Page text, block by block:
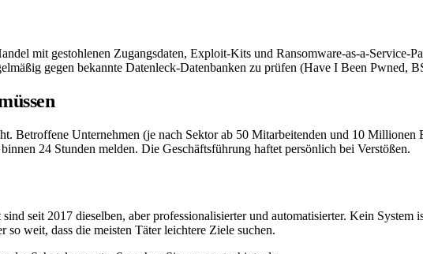
mit gestohlenen Zugangsdaten, Exploit-Kits und Ransomware-as-a-Service-
gegen bekannte Datenleck-Datenbanken zu prüfen (Have I Been Pwned,
Betroffene Unternehmen (je nach Sektor ab 50 Mitarbeitenden und 10 Millionen
24 Stunden melden. Die Geschäftsführung haftet persönlich bei Verstößen.
seit 2017 dieselben, aber professionalisierter und automatisierter. Kein
weit, dass die meisten Täter leichtere Ziele suchen.